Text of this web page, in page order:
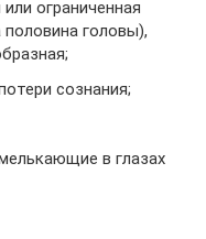
ограниченная
головы),
сознания;
в глазах